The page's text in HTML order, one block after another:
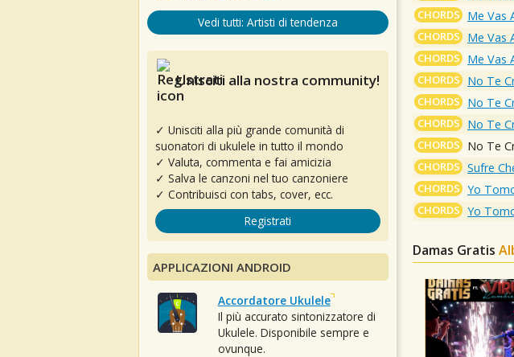
CHORDS Me Vas
CHORDS Me Vas
CHORDS Me Vas
CHORDS No Te
CHORDS No Te
CHORDS No Te
CHORDS No Te
CHORDS Sufre
CHORDS Yo
CHORDS Yo
Damas Gratis
Vedi tutti: Artisti di tendenza
Unisciti alla nostra community!
✓ Unisciti alla più grande comunità di
suonatori di ukulele in tutto il mondo
✓ Valuta, commenta e fai amicizia
✓ Salva le canzoni nel tuo canzoniere
✓ Contribuisci con tabs, cover, ecc.
Registrati
APPLICAZIONI ANDROID
Accordatore Ukulele
Il più accurato sintonizzatore di
Ukulele. Disponibile sempre e
ovunque.